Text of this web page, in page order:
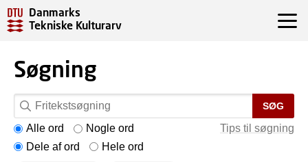
Danmarks
Tekniske Kulturarv
Søgning
SØG
Tips til søgning
Alle ord
Nogle ord
Dele af ord
Hele ord